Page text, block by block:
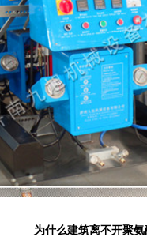
为什么建筑离不开聚氨